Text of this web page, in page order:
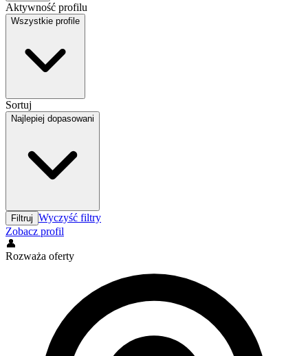
Aktywność profilu
Wszystkie profile
Sortuj
Najlepiej dopasowani
Filtruj Wyczyść filtry
Zobacz profil
👤
Rozważa oferty